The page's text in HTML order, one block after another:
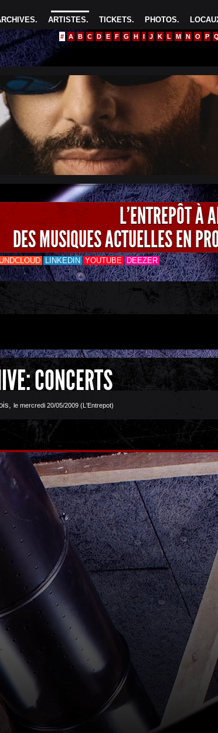
PHOTOS.
TICKETS.
ARTISTES.
.
# A B C D E F G H I J K L M N O P
L'ENTREPÔT À
DES MUSIQUES ACTUELLES EN
LINKEDIN YOUTUBE DEEZER
CONCERTS
, le mercredi 20/05/2009 (L'Entrepot)